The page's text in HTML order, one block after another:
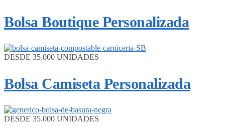
Bolsa Boutique Personalizada
DESDE 35.000 UNIDADES
Bolsa Camiseta Personalizada
DESDE 35.000 UNIDADES